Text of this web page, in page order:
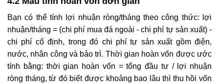
Bạn có thể tính lợi nhuận ròng/tháng theo công thức: lợi
nhuận/tháng = (chi phí mua đá ngoài - chi phí tự sản xuất) -
chi phí cố định, trong đó chi phí tự sản xuất gồm điện,
nước, nhân công và bảo trì. Thời gian hoàn vốn được ước
tính bằng: thời gian hoàn vốn = tổng đầu tư / lợi nhuận
ròng tháng, từ đó biết được khoảng bao lâu thì thu hồi vốn